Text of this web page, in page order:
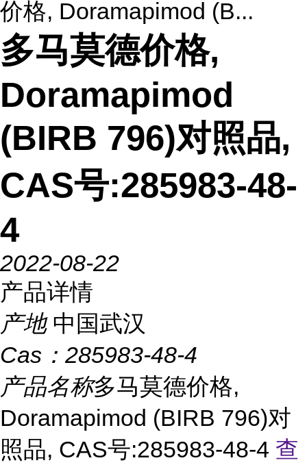
价格, Doramapimod (B...
多马莫德价格,
Doramapimod
(BIRB 796)对照品,
CAS号:285983-48-
4
2022-08-22
产品详情
产地 中国武汉
Cas： 285983-48-4
产品名称多马莫德价格,
Doramapimod (BIRB 796)对
照品, CAS号:285983-48-4 查